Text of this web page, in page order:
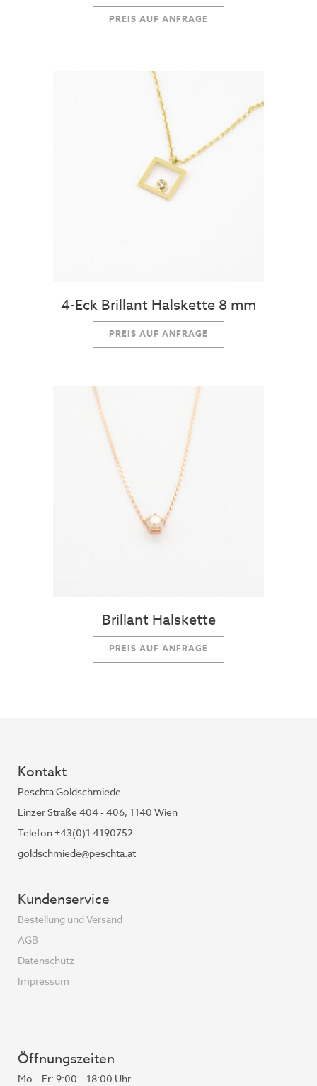
PREIS AUF ANFRAGE
4-Eck Brillant Halskette 8 mm
PREIS AUF ANFRAGE
Brillant Halskette
PREIS AUF ANFRAGE
Kontakt
Peschta Goldschmiede
Linzer Straße 404 - 406, 1140 Wien
Telefon +43(0)1 4190752
goldschmiede@peschta.at
Kundenservice
Bestellung und Versand
AGB
Datenschutz
Impressum
Öffnungszeiten
Mo – Fr: 9:00 – 18:00 Uhr